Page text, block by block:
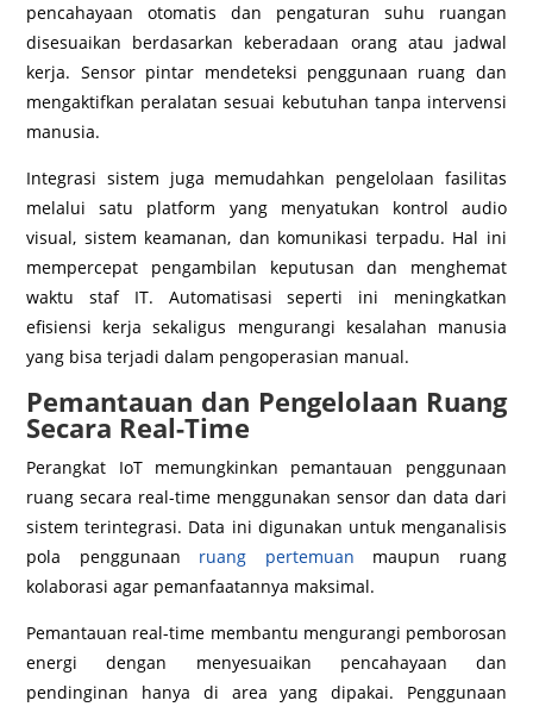
pencahayaan otomatis dan pengaturan suhu ruangan
disesuaikan berdasarkan keberadaan orang atau jadwal
kerja. Sensor pintar mendeteksi penggunaan ruang dan
mengaktifkan peralatan sesuai kebutuhan tanpa intervensi
manusia.
Integrasi sistem juga memudahkan pengelolaan fasilitas
melalui satu platform yang menyatukan kontrol audio
visual, sistem keamanan, dan komunikasi terpadu. Hal ini
mempercepat pengambilan keputusan dan menghemat
waktu staf IT. Automatisasi seperti ini meningkatkan
efisiensi kerja sekaligus mengurangi kesalahan manusia
yang bisa terjadi dalam pengoperasian manual.
Pemantauan dan Pengelolaan Ruang
Secara Real-Time
Perangkat IoT memungkinkan pemantauan penggunaan
ruang secara real-time menggunakan sensor dan data dari
sistem terintegrasi. Data ini digunakan untuk menganalisis
pola penggunaan ruang pertemuan maupun ruang
kolaborasi agar pemanfaatannya maksimal.
Pemantauan real-time membantu mengurangi pemborosan
energi dengan menyesuaikan pencahayaan dan
pendinginan hanya di area yang dipakai. Penggunaan